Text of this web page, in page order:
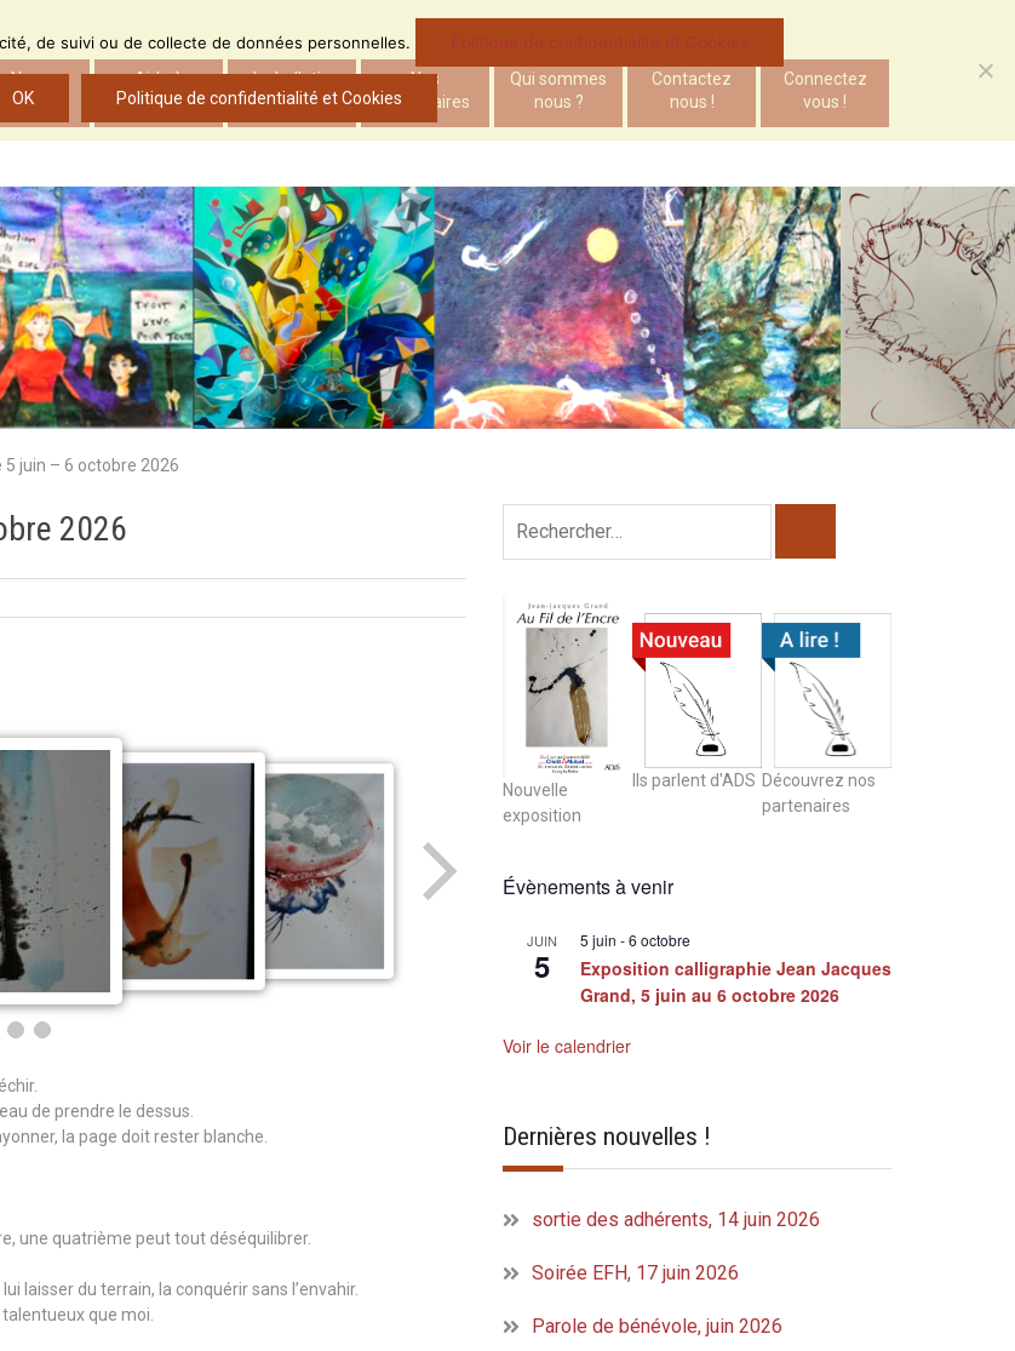
Nos
actions
Aide à
l’insertion
Le bulletin
d’ADS
Nos
partenaires
Qui sommes
nous ?
Contactez
nous !
Connectez
vous !
5 juin – 6 octobre 2026
2026
de prendre le dessus.
la page doit rester blanche.
une quatrième peut tout déséquilibrer.
laisser du terrain, la conquérir sans l’envahir.
que moi.
Nouvelle
exposition
Ils parlent d'ADS Découvrez nos
partenaires
Évènements à venir
JUIN
5
5 juin -6 octobre
Exposition calligraphie Jean Jacques
Grand, 5 juin au 6 octobre 2026
Voir le calendrier
Dernières nouvelles !
sortie des adhérents, 14 juin 2026
Soirée EFH, 17 juin 2026
Parole de bénévole, juin 2026
de suivi ou de collecte de données personnelles. Politique de confidentialité et Cookies
OK Politique de confidentialité et Cookies